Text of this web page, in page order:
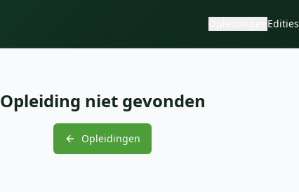
Edities
Opleiding niet gevonden
Opleidingen